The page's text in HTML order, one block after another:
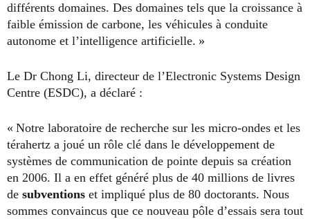
différents domaines. Des domaines tels que la croissance à
faible émission de carbone, les véhicules à conduite
autonome et l’intelligence artificielle. »
Le Dr Chong Li, directeur de l’Electronic Systems Design
Centre (ESDC), a déclaré :
« Notre laboratoire de recherche sur les micro-ondes et les
térahertz a joué un rôle clé dans le développement de
systèmes de communication de pointe depuis sa création
en 2006. Il a en effet généré plus de 40 millions de livres
de subventions et impliqué plus de 80 doctorants. Nous
sommes convaincus que ce nouveau pôle d’essais sera tout